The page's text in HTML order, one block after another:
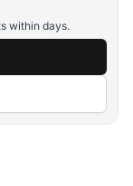
within days.